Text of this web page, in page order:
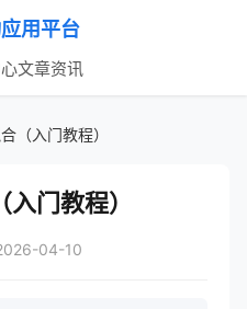
用平台
文章资讯
（入门教程）
门教程）
04-10